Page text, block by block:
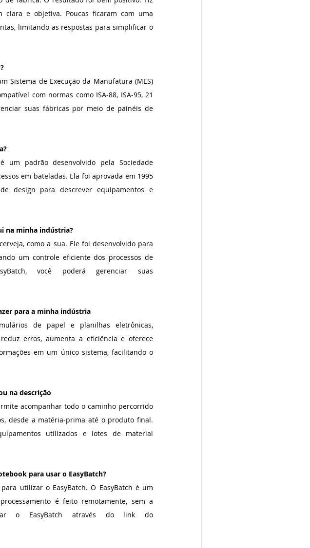
e objetiva. Poucas ficaram com uma
limitando as respostas para simplificar o
Sistema de Execução da Manufatura (MES)
com normas como ISA-88, ISA-95, 21
suas fábricas por meio de painéis de
um padrão desenvolvido pela Sociedade
em bateladas. Ela foi aprovada em 1995
design para descrever equipamentos e
na minha indústria?
como a sua. Ele foi desenvolvido para
um controle eficiente dos processos de
você poderá gerenciar suas
para a minha indústria
de papel e planilhas eletrônicas,
erros, aumenta a eficiência e oferece
em um único sistema, facilitando o
na descrição
acompanhar todo o caminho percorrido
desde a matéria-prima até o produto final.
utilizados e lotes de material
para usar o EasyBatch?
utilizar o EasyBatch. O EasyBatch é um
é feito remotamente, sem a
o EasyBatch através do link do